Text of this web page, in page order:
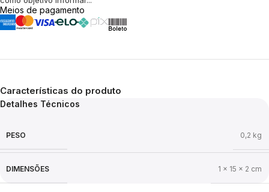
Meios de pagamento
Características do produto
Detalhes Técnicos
PESO 0,2 kg
DIMENSÕES 1 × 15 × 2 cm